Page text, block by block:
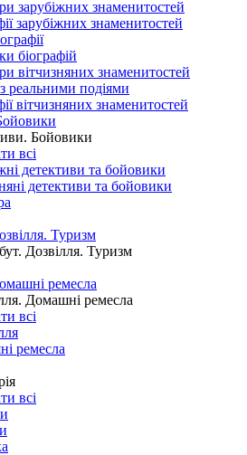
зарубіжних знаменитостей
зарубіжних знаменитостей
біографій
вітчизняних знаменитостей
з реальними подіями
вітчизняних знаменитостей
Бойовики
всі
детективи та бойовики
детективи та бойовики
Туризм
Дозвілля. Туризм
ремесла
Домашні ремесла
всі
ремесла
всі